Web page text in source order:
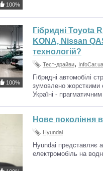
100%
100%
Гібридні Toyota
KONA, Nissan
технологій?
Тест-драйви, InfoCar.ua
Гібридні автомобілі
зумовлено жорсткими
Україні -
Нове покоління
Hyundai
Hyundai представляє
електромобіль на